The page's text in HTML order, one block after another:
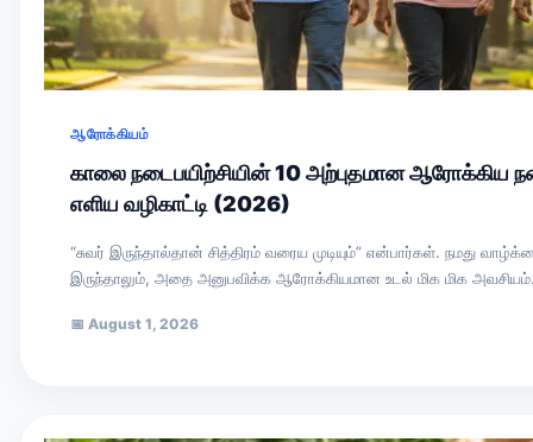
ஆரோக்கியம்
காலை நடைபயிற்சியின் 10 அற்புதமான
எளிய வழிகாட்டி (2026)
“சுவர் இருந்தால்தான் சித்திரம் வரைய முடியும்” என்பார்கள். நமது
இருந்தாலும், அதை அனுபவிக்க ஆரோக்கியமான உடல் மிக மிக
📅 August 1, 2026